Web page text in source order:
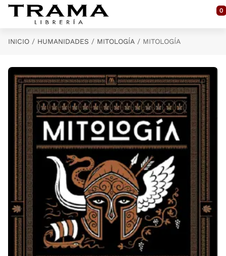
Saltar al contenido principal
0
INICIO HUMANIDADES MITOLOGÍA MITOLOGÍA